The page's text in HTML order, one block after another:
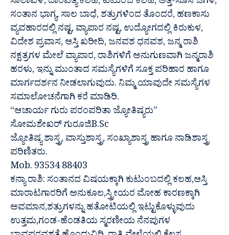
ಸಂತಾನ ಭಾಗ್ಯ, ಸಾಲ ಬಾಧೆ, ಶತ್ರುಗಳಿಂದ ತೊಂದರೆ, ಹಣಕಾಸು
ವ್ಯವಹಾರದಲ್ಲಿ ನಷ್ಟ, ವ್ಯಾಪಾರ ನಷ್ಟ, ಉದ್ಯೋಗದಲ್ಲಿ ಕಿರುಕುಳ,
ವಿದೇಶ ಪ್ರವಾಸ, ಆಸ್ತಿ ಖರೀದಿ, ಜನವಶ ಧನವಶ, ಜನ್ಮ ರಾಶಿ
ನಕ್ಷತ್ರಗಳ ಮೇಲೆ ವ್ಯಾಪಾರ, ರಾಶಿಗಳಿಗೆ ಅನುಗುಣವಾಗಿ ಜನ್ಮರಾಶಿ
ಹರಳು, ಇನ್ನು ಮುಂತಾದ ಸಮಸ್ಯೆಗಳಿಗೆ ಸೂಕ್ತ ಪರಿಹಾರ ಹಾಗೂ
ಮಾರ್ಗದರ್ಶನ ನೀಡಲಾಗುವುದು. ನಿಮ್ಮ ಯಾವುದೇ ಸಮಸ್ಯೆಗಳ
ಸಮಾಲೋಚನೆಗಾಗಿ ಕರೆ ಮಾಡಿರಿ.
“ಆಚಾರ್ಯ ಗುರು ಪರಂಪರಿತಾ ಜ್ಯೋತಿಷ್ಯರು”
ಸೋಮಶೇಖರ್ ಗುರೂಜಿB.Sc
ಜ್ಯೋತಿಷ್ಯ ಶಾಸ್ತ್ರ, ವಾಸ್ತುಶಾಸ್ತ್ರ, ಸಂಖ್ಯಾಶಾಸ್ತ್ರ ಹಾಗೂ ನಾಡಿಶಾಸ್ತ್ರ
ಪರಿಣಿತರು.
Mob. 93534 88403
ಕನ್ಯಾ ರಾಶಿ: ಸಂತಾನದ ವಿಷಯಕ್ಕಾಗಿ ಕುಟುಂಬದಲ್ಲಿ ಕಲಹ,ಆಸ್ತಿ
ಮಾರಾಟಗಾರರಿಗೆ ಅನುಕೂಲ,ಸ್ತ್ರೀಯರ ಮೋಹ ಕಾರಣಕ್ಕಾಗಿ
ಅವಮಾನ,ಶತ್ರುಗಳನ್ನು ಹತೋಟಿಯಲ್ಲಿ ಇಟ್ಟುಕೊಳ್ಳುವುದು
ಉತ್ತಮ,ಗಂಡ-ಹೆಂಡತಿಯ ಸ್ಮರಣೀಯ ನೆನಪುಗಳ